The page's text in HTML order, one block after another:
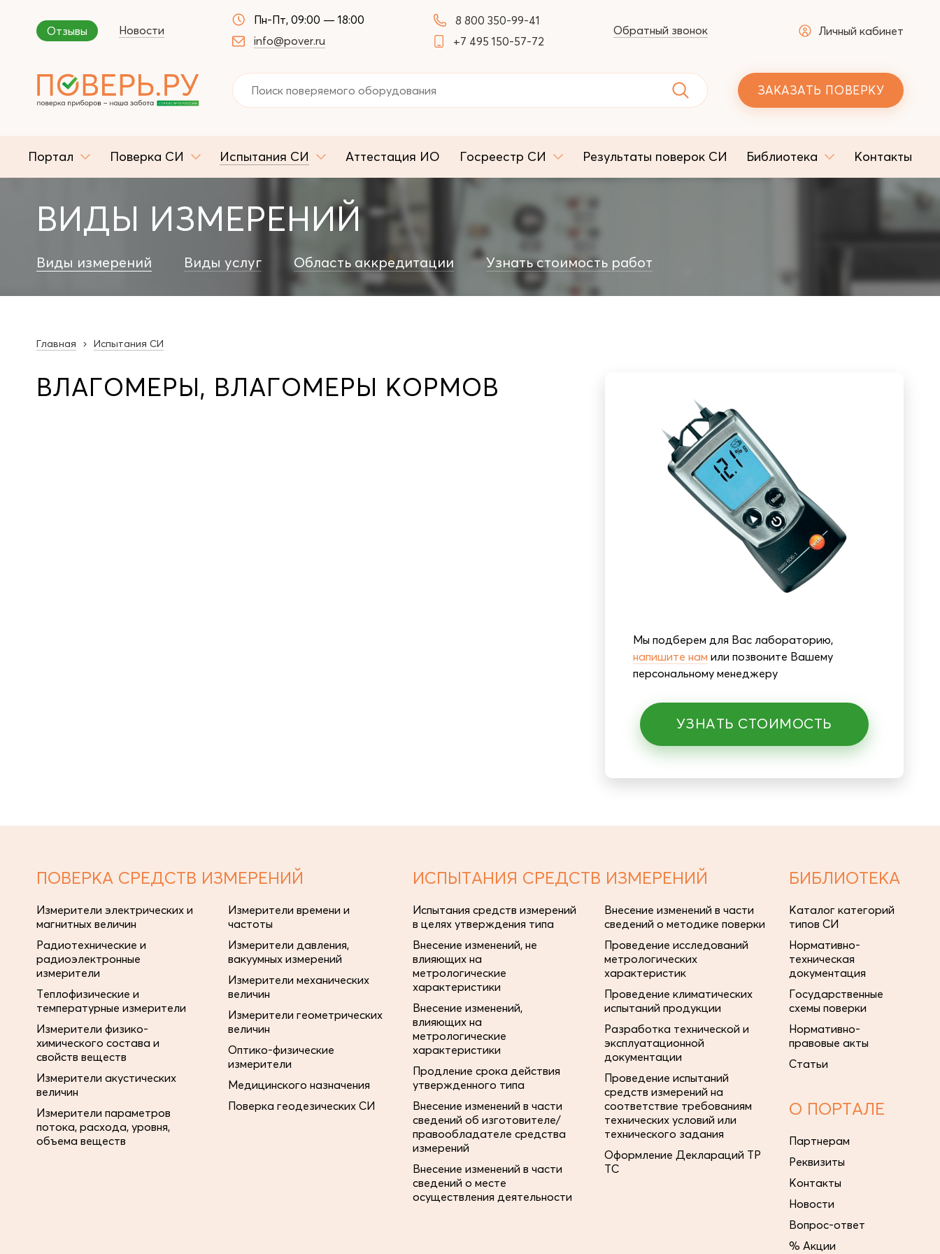
Отзывы Новости
Пн-Пт, 09:00 — 18:00
info@pover.ru
8 800 350-99-41
+7 495 150-57-72
Обратный звонок Личный кабинет
ЗАКАЗАТЬ ПОВЕРКУ
Портал Поверка СИ Испытания СИ Аттестация ИО Госреестр СИ Результаты поверок СИ Библиотека Контакты
ВИДЫ ИЗМЕРЕНИЙ
Виды измерений Виды услуг Область аккредитации Узнать стоимость работ
Главная Испытания СИ
ВЛАГОМЕРЫ, ВЛАГОМЕРЫ КОРМОВ
Мы подберем для Вас лабораторию,
напишите нам или позвоните Вашему
персональному менеджеру
УЗНАТЬ СТОИМОСТЬ
ПОВЕРКА СРЕДСТВ ИЗМЕРЕНИЙ
Измерители электрических и
магнитных величин
Радиотехнические и
радиоэлектронные
измерители
Теплофизические и
температурные измерители
Измерители физико-
химического состава и
свойств веществ
Измерители акустических
величин
Измерители параметров
потока, расхода, уровня,
объема веществ
Измерители времени и
частоты
Измерители давления,
вакуумных измерений
Измерители механических
величин
Измерители геометрических
величин
Оптико-физические
измерители
Медицинского назначения
Поверка геодезических СИ
ИСПЫТАНИЯ СРЕДСТВ ИЗМЕРЕНИЙ
Испытания средств измерений
в целях утверждения типа
Внесение изменений, не
влияющих на
метрологические
характеристики
Внесение изменений,
влияющих на
метрологические
характеристики
Продление срока действия
утвержденного типа
Внесение изменений в части
сведений об изготовителе/
правообладателе средства
измерений
Внесение изменений в части
сведений о месте
осуществления деятельности
Внесение изменений в части
сведений о методике поверки
Проведение исследований
метрологических
характеристик
Проведение климатических
испытаний продукции
Разработка технической и
эксплуатационной
документации
Проведение испытаний
средств измерений на
соответствие требованиям
технических условий или
технического задания
Оформление Деклараций ТР
ТС
БИБЛИОТЕКА
Каталог категорий
типов СИ
Нормативно-
техническая
документация
Государственные
схемы поверки
Нормативно-
правовые акты
Статьи
О ПОРТАЛЕ
Партнерам
Реквизиты
Контакты
Новости
Вопрос-ответ
% Акции